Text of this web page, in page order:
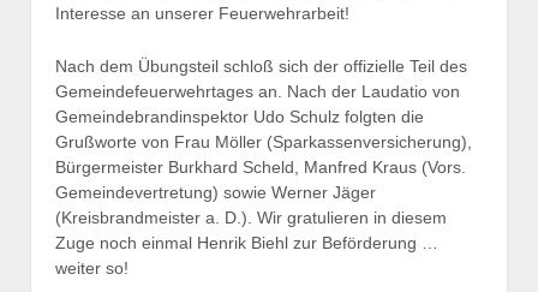
Interesse an unserer Feuerwehrarbeit!
Nach dem Übungsteil schloß sich der offizielle Teil des
Gemeindefeuerwehrtages an. Nach der Laudatio von
Gemeindebrandinspektor Udo Schulz folgten die
Grußworte von Frau Möller (Sparkassenversicherung),
Bürgermeister Burkhard Scheld, Manfred Kraus (Vors.
Gemeindevertretung) sowie Werner Jäger
(Kreisbrandmeister a. D.). Wir gratulieren in diesem
Zuge noch einmal Henrik Biehl zur Beförderung …
weiter so!